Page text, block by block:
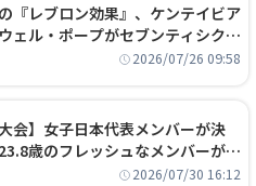
の『レブロン効果』、ケンテイビア
ェル・ポープがセブンティシクサ
加入
2026/07/26 09:58
会】女子日本代表メンバーが決
歳のフレッシュなメンバーが日
で頂点を狙う
2026/07/30 16:12